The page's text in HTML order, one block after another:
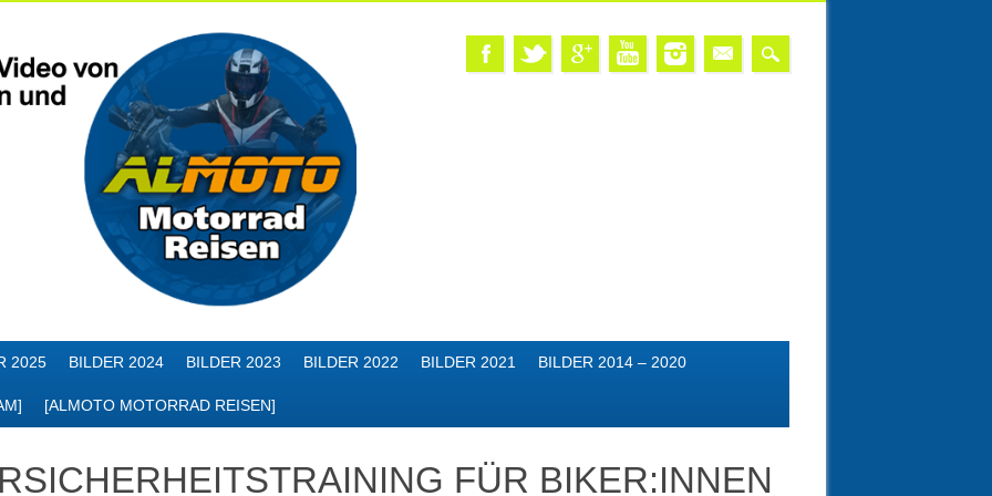
2025 BILDER 2024 BILDER 2023 BILDER 2022 BILDER 2021 BILDER 2014 – 2020
[ALMOTO MOTORRAD REISEN]
FÜR BIKER:INNEN